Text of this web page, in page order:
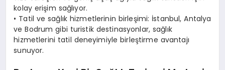
kolay erişim sağlıyor.
• Tatil ve sağlık hizmetlerinin birleşimi: İstanbul, Antalya
ve Bodrum gibi turistik destinasyonlar, sağlık
hizmetlerini tatil deneyimiyle birleştirme avantajı
sunuyor.